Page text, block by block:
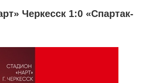
Черкесск 1:0 «Спартак-